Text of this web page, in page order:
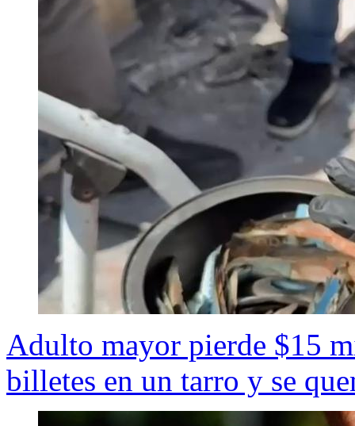
Adulto mayor pierde $15
billetes en un tarro y se